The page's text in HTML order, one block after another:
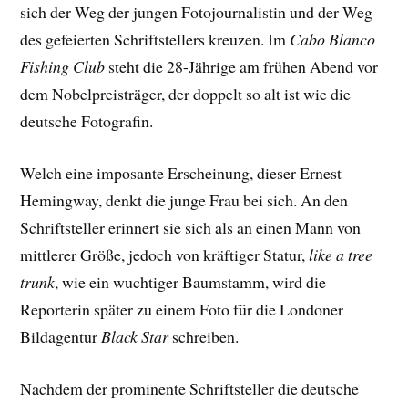
sich der Weg der jungen Fotojournalistin und der Weg
des gefeierten Schriftstellers kreuzen. Im Cabo Blanco
Fishing Club steht die 28-Jährige am frühen Abend vor
dem Nobelpreisträger, der doppelt so alt ist wie die
deutsche Fotografin.
Welch eine imposante Erscheinung, dieser Ernest
Hemingway, denkt die junge Frau bei sich. An den
Schriftsteller erinnert sie sich als an einen Mann von
mittlerer Größe, jedoch von kräftiger Statur,like a tree
trunk, wie ein wuchtiger Baumstamm, wird die
Reporterin später zu einem Foto für die Londoner
BildagenturBlack Starschreiben.
Nachdem der prominente Schriftsteller die deutsche